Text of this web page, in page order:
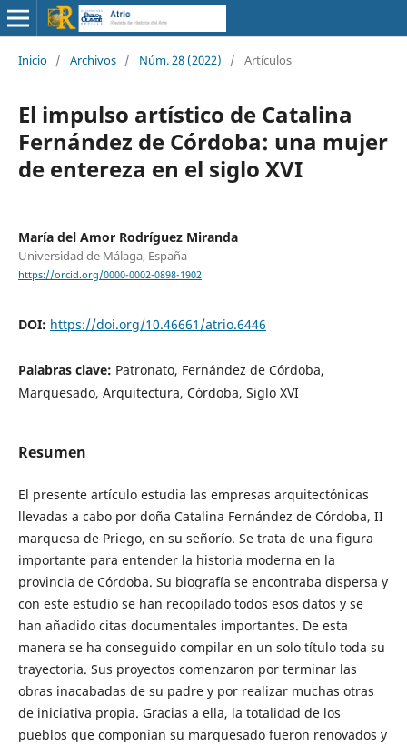
Inicio / Archivos / Núm. 28 (2022) / Artículos
El impulso artístico de Catalina
Fernández de Córdoba: una mujer
de entereza en el siglo XVI
María del Amor Rodríguez Miranda
Universidad de Málaga, España
https://orcid.org/0000-0002-0898-1902
DOI: https://doi.org/10.46661/atrio.6446
Palabras clave: Patronato, Fernández de Córdoba,
Marquesado, Arquitectura, Córdoba, Siglo XVI
Resumen
El presente artículo estudia las empresas arquitectónicas
llevadas a cabo por doña Catalina Fernández de Córdoba, II
marquesa de Priego, en su señorío. Se trata de una figura
importante para entender la historia moderna en la
provincia de Córdoba. Su biografía se encontraba dispersa y
con este estudio se han recopilado todos esos datos y se
han añadido citas documentales importantes. De esta
manera se ha conseguido compilar en un solo título toda su
trayectoria. Sus proyectos comenzaron por terminar las
obras inacabadas de su padre y por realizar muchas otras
de iniciativa propia. Gracias a ella, la totalidad de los
pueblos que componían su marquesado fueron renovados y